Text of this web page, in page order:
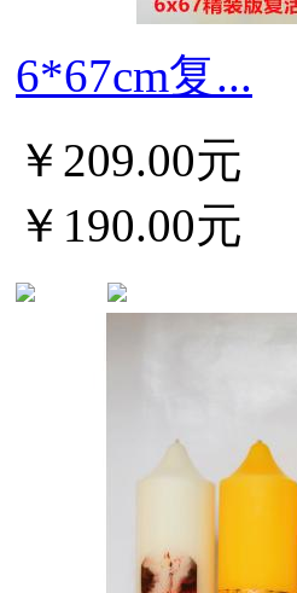
6*67cm复...
￥209.00元
￥190.00元